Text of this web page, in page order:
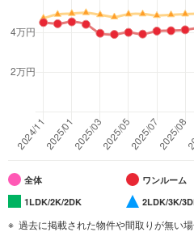
全体 ワンルーム
1LDK/2K/2DK
2LDK/3K/
過去に掲載された物件や間取りが無い